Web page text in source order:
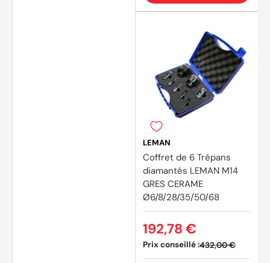
LEMAN
Coffret de 6 Trépans
diamantés LEMAN M14
GRES CERAME
Ø6/8/28/35/50/68
Prix conseillé :432,00 €
192,78 €